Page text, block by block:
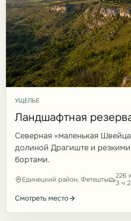
УЩЕЛЬЕ
Ландшафтная
Северная «маленькая
долиной Драгиште и
бортами.
Единецкий район, Фетешты
226
3 ч
Смотреть место